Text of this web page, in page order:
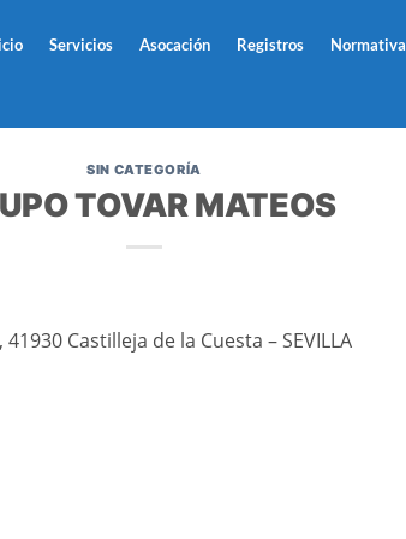
Servicios Asocación Registros Normativa
SIN CATEGORÍA
TOVAR MATEOS
Castilleja de la Cuesta – SEVILLA